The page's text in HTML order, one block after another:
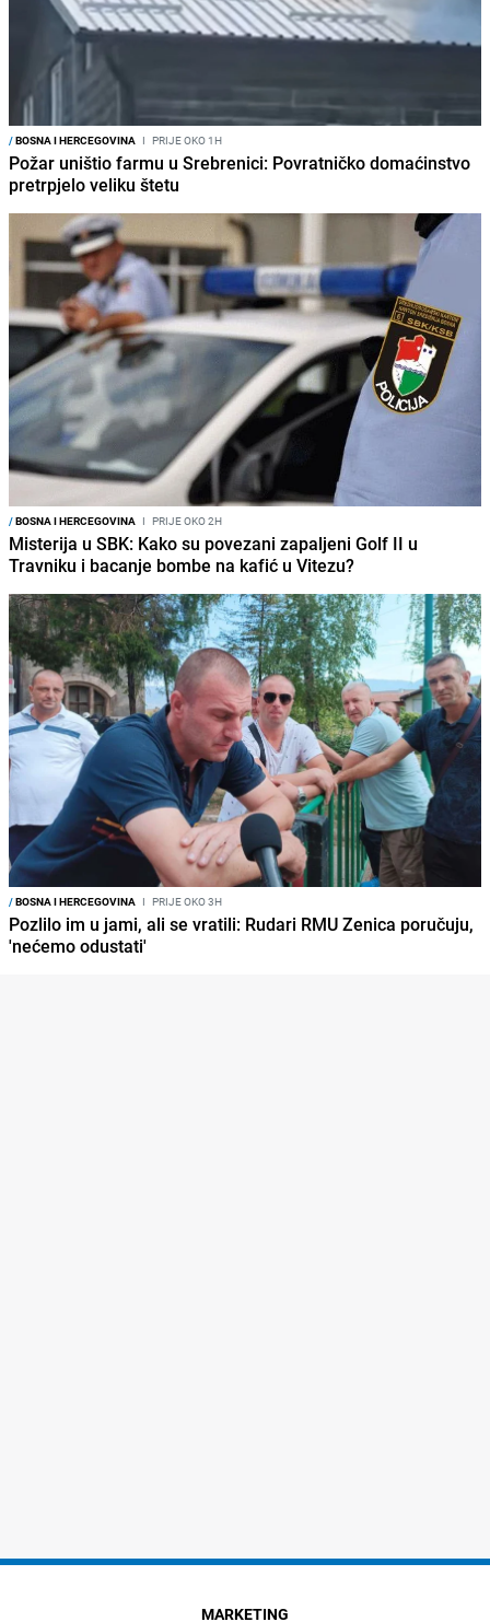
/BOSNA I HERCEGOVINA I PRIJE OKO 1H
Požar uništio farmu u Srebrenici: Povratničko domaćinstvo
pretrpjelo veliku štetu
/BOSNA I HERCEGOVINA I PRIJE OKO 2H
Misterija u SBK: Kako su povezani zapaljeni Golf II u
Travniku i bacanje bombe na kafić u Vitezu?
/BOSNA I HERCEGOVINA I PRIJE OKO 3H
Pozlilo im u jami, ali se vratili: Rudari RMU Zenica poručuju,
'nećemo odustati'
MARKETING